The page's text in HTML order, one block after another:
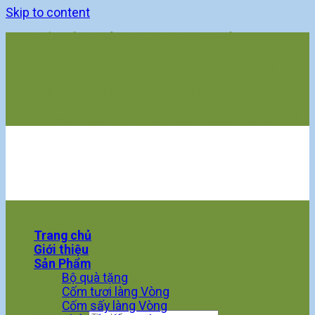
Skip to content
Trang chủ
Giới thiệu
Sản Phẩm
Bộ quà tặng
Cốm tươi làng Vòng
Cốm sấy làng Vòng